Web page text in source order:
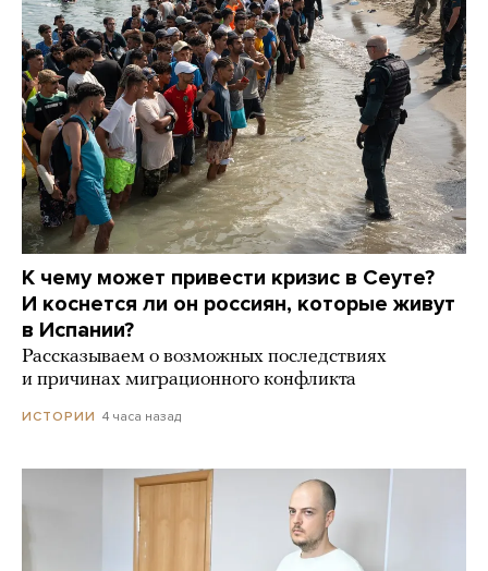
К чему может привести кризис в Сеуте?
И коснется ли он россиян, которые живут
в Испании?
Рассказываем о возможных последствиях
и причинах миграционного конфликта
ИСТОРИИ 4 часа назад